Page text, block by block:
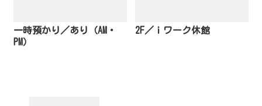
一時預かり／あり（AM・
PM）
2F／ｉワーク休館